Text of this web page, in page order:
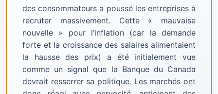
des consommateurs a poussé les entreprises à
recruter massivement. Cette « mauvaise
nouvelle » pour l’inflation (car la demande
forte et la croissance des salaires alimentaient
la hausse des prix) a été initialement vue
comme un signal que la Banque du Canada
devrait resserrer sa politique. Les marchés ont